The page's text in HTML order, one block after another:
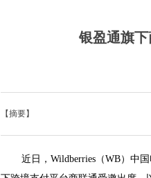
银盈通旗
【摘要】
近日，Wildberries（WB）中